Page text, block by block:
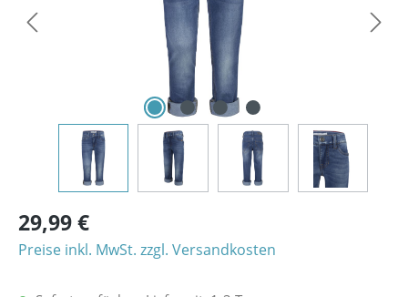
29,99 €
Preise inkl. MwSt. zzgl. Versandkosten